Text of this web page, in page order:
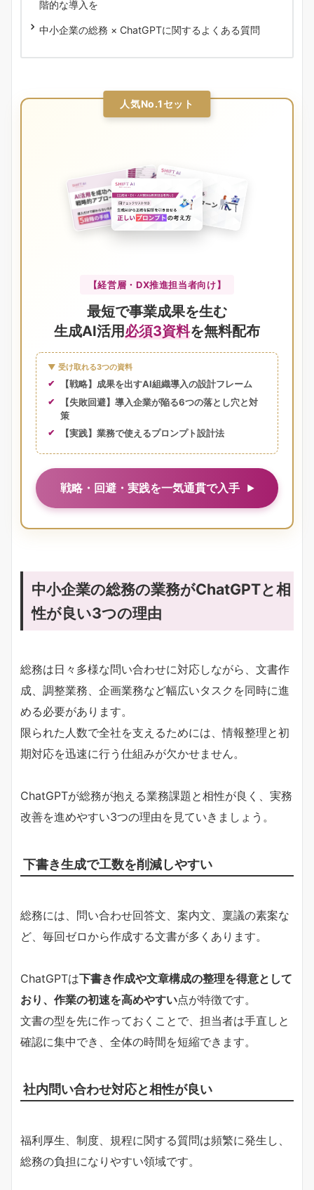
階的な導入を
中小企業の総務 × ChatGPTに関するよくある質問
人気No.1セット
【経営層・DX推進担当者向け】
最短で事業成果を生む
生成AI活用必須3資料を無料配布
▼ 受け取れる3つの資料
【戦略】成果を出すAI組織導入の設計フレーム
【失敗回避】導入企業が陥る6つの落とし穴と対
策
【実践】業務で使えるプロンプト設計法
戦略・回避・実践を一気通貫で入手
中小企業の総務の業務がChatGPTと相
性が良い3つの理由
総務は日々多様な問い合わせに対応しながら、文書作
成、調整業務、企画業務など幅広いタスクを同時に進
める必要があります。
限られた人数で全社を支えるためには、情報整理と初
期対応を迅速に行う仕組みが欠かせません。
ChatGPTが総務が抱える業務課題と相性が良く、実務
改善を進めやすい3つの理由を見ていきましょう。
下書き生成で工数を削減しやすい
総務には、問い合わせ回答文、案内文、稟議の素案な
ど、毎回ゼロから作成する文書が多くあります。
ChatGPTは下書き作成や文章構成の整理を得意として
おり、作業の初速を高めやすい点が特徴です。
文書の型を先に作っておくことで、担当者は手直しと
確認に集中でき、全体の時間を短縮できます。
社内問い合わせ対応と相性が良い
福利厚生、制度、規程に関する質問は頻繁に発生し、
総務の負担になりやすい領域です。